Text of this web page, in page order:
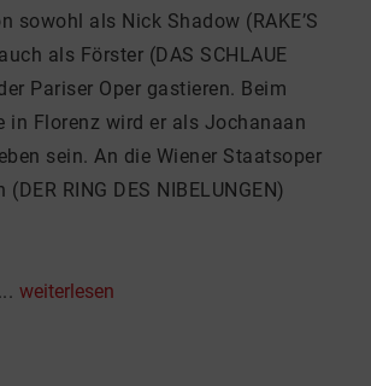
sowohl als Nick Shadow (RAKE’S
als Förster (DAS SCHLAUE
Pariser Oper gastieren. Beim
in Florenz wird er als Jochanaan
sein. An die Wiener Staatsoper
RING DES NIBELUNGEN)
weiterlesen